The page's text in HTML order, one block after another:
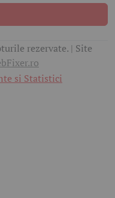
rezervate. | Site